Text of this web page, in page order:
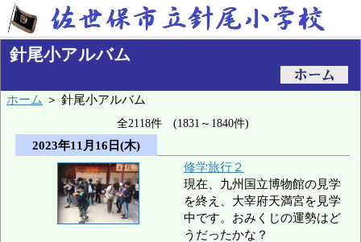
針尾小アルバム
ホーム ＞ 針尾小アルバム
全2118件 (1831～1840件)
2023年11月16日(木)
修学旅行２
現在、九州国立博物館の見学
を終え、大宰府天満宮を見学
中です。おみくじの運勢はど
うだったかな？